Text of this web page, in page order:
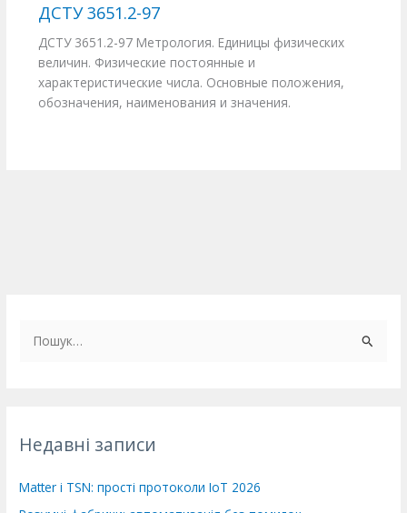
ДСТУ 3651.2-97
ДСТУ 3651.2-97 Метрология. Единицы физических
величин. Физические постоянные и
характеристические числа. Основные положения,
обозначения, наименования и значения.
иНедавні записи
Matter і TSN: прості протоколи IoT 2026